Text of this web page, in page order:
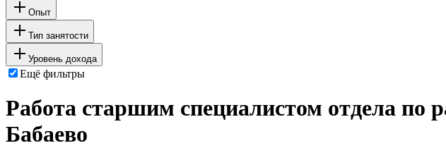
Опыт
Тип занятости
Уровень дохода
Ещё фильтры
Работа старшим специалистом отдела по
Бабаево